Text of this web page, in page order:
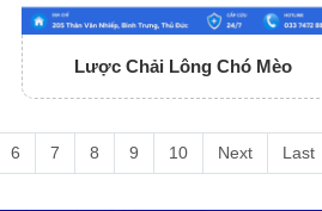
Lược Chải Lông Chó Mèo
6 7 8 9 10 Next Last